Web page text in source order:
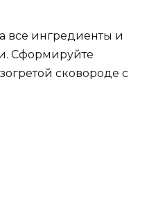
все ингредиенты и
Сформируйте
сковороде с